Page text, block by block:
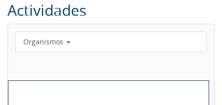
Actividades
Organismos